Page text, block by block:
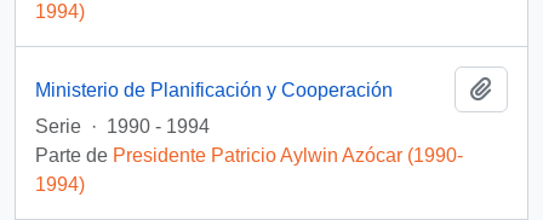
1994)
Ministerio de Planificación y Cooperación
Serie · 1990 - 1994
Parte de Presidente Patricio Aylwin Azócar (1990-
1994)